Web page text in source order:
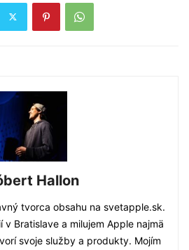
Hallon
tvorca obsahu na svetapple.sk.
v Bratislave a milujem Apple najmä
svoje služby a produkty. Mojím